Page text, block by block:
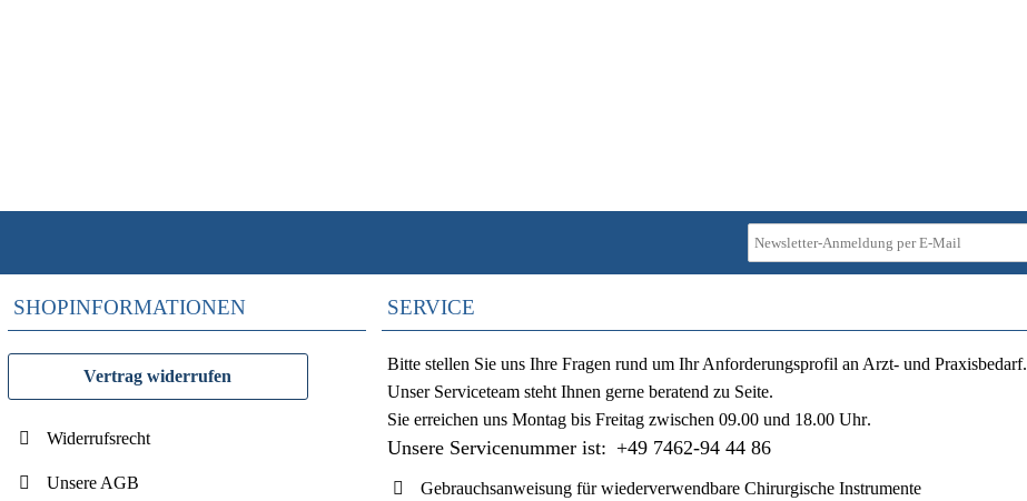
SHOPINFORMATIONEN
Vertrag widerrufen
Widerrufsrecht
Unsere AGB
SERVICE
Bitte stellen Sie uns Ihre Fragen rund um Ihr Anforderungsprofil an Arzt- und Praxisbedarf.
Unser Serviceteam steht Ihnen gerne beratend zu Seite.
Sie erreichen uns Montag bis Freitag zwischen 09.00 und 18.00 Uhr.
Unsere Servicenummer ist: +49 7462-94 44 86
Gebrauchsanweisung für wiederverwendbare Chirurgische Instrumente